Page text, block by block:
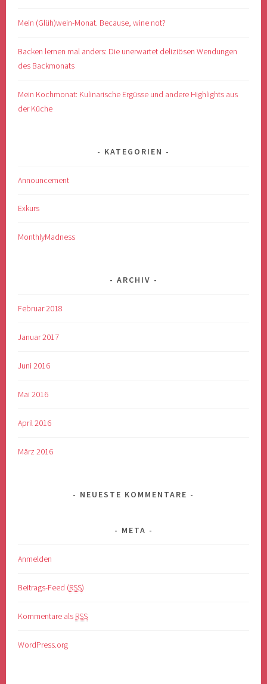
Mein (Glüh)wein-Monat. Because, wine not?
Backen lernen mal anders: Die unerwartet deliziösen Wendungen
des Backmonats
Mein Kochmonat: Kulinarische Ergüsse und andere Highlights aus
der Küche
KATEGORIEN
Announcement
Exkurs
MonthlyMadness
ARCHIV
Februar 2018
Januar 2017
Juni 2016
Mai 2016
April 2016
März 2016
NEUESTE KOMMENTARE
META
Anmelden
Beitrags-Feed (RSS)
Kommentare als RSS
WordPress.org